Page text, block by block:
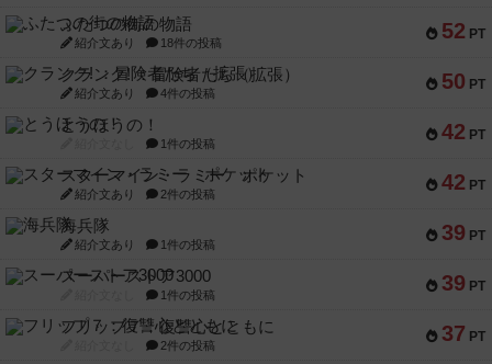
52 PT
ふたつの街の物語
紹介文あり 18件の投稿
50 PT
クランク! ：冒険者たち（拡張）
紹介文あり 4件の投稿
42 PT
とうほうの！
1件の投稿
42 PT
スターマイン・ラミー ポケット
紹介文あり 2件の投稿
39 PT
海兵隊
紹介文あり 1件の投稿
39 PT
スーパーストア3000
1件の投稿
37 PT
フリップ７：復讐心とともに
2件の投稿